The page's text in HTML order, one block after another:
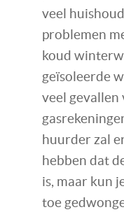
veel
problemen
koud
geïsoleerde
veel gevallen
huurder zal
hebben dat
is, maar kun
toe